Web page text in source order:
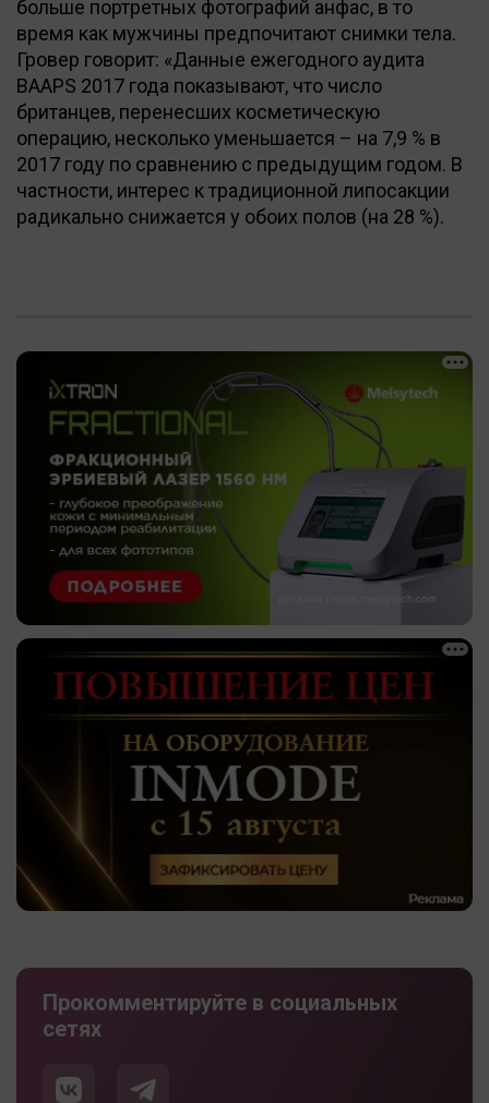
больше портретных фотографий анфас, в то
время как мужчины предпочитают снимки тела.
Гровер говорит: «Данные ежегодного аудита
BAAPS 2017 года показывают, что число
британцев, перенесших косметическую
операцию, несколько уменьшается – на 7,9 % в
2017 году по сравнению с предыдущим годом. В
частности, интерес к традиционной липосакции
радикально снижается у обоих полов (на 28 %).
Прокомментируйте в социальных
сетях